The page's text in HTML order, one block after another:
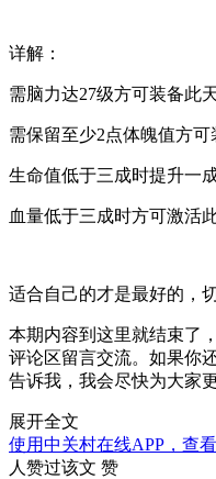
详解：
需脑力达27级方可装备此天
需保留至少2点体魄值方可
生命值低于三成时提升一
血量低于三成时方可激活
适合自己的才是最好的，
本期内容到这里就结束了
评论区留言交流。如果你
告诉我，我会尽快为大家
展开全文
使用中关村在线APP，查
人赞过该文 赞